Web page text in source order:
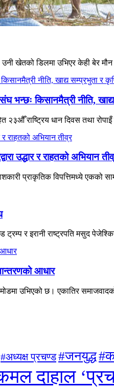
खेतको डिलमा उभिएर केही बेर
भन्छः किसानमैत्री नीति,
२३औँ राष्ट्रिय धान दिवस तथा
उद्धार र राहतको अभियान
प्राकृतिक विपत्तिमध्ये एकको
र इरानी राष्ट्रपति मसुद
आधार
उभिएको छ। एकातिर समाजवादको
#अध्यक्ष प्रचण्ड#जनयुद्ध
दाहाल